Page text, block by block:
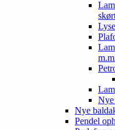
Nye
Nye
Pendel